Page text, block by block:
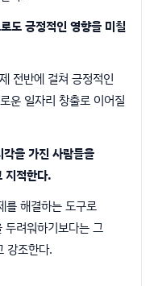
도 긍정적인 영향을 미칠
전반에 걸쳐 긍정적인
운 일자리 창출로 이어질
을 가진 사람들을
지적한다.
를 해결하는 도구로
려워하기보다는 그
강조한다.